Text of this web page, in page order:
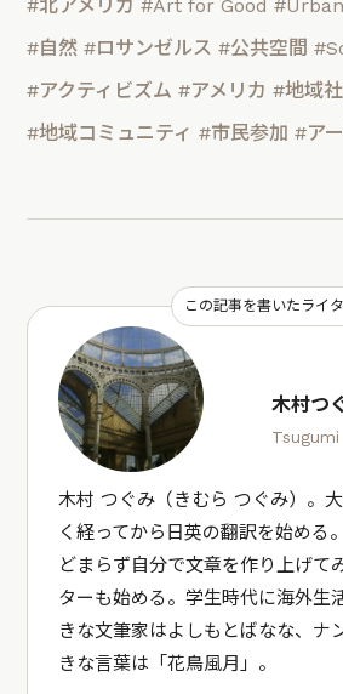
#北アメリカ #Art for Good
#自然 #ロサンゼルス #公共空間
#アクティビズム #アメリカ #地域
#地域コミュニティ #市民参加 #ア
この記事を書いたライ
木村つ
Tsugumi
木村 つぐみ（きむら つぐみ）。
く経ってから日英の翻訳を始める
どまらず自分で文章を作り上げて
ターも始める。学生時代に海外生
きな文筆家はよしもとばなな、ナ
きな言葉は「花鳥風月」。